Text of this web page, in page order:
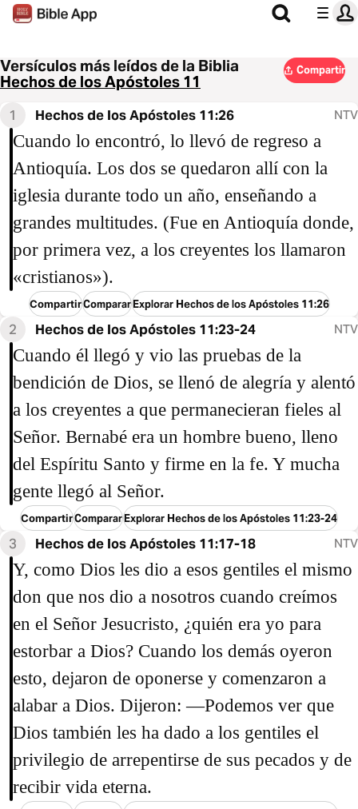
Versículos más leídos de la Biblia
Hechos de los Apóstoles 11
Compartir
1 Hechos de los Apóstoles 11:26 NTV
Cuando lo encontró, lo llevó de regreso a
Antioquía. Los dos se quedaron allí con la
iglesia durante todo un año, enseñando a
grandes multitudes. (Fue en Antioquía donde,
por primera vez, a los creyentes los llamaron
«cristianos»).
CompartirCompararExplorar Hechos de los Apóstoles 11:26
2 Hechos de los Apóstoles 11:23-24 NTV
Cuando él llegó y vio las pruebas de la
bendición de Dios, se llenó de alegría y alentó
a los creyentes a que permanecieran fieles al
Señor. Bernabé era un hombre bueno, lleno
del Espíritu Santo y firme en la fe. Y mucha
gente llegó al Señor.
CompartirCompararExplorar Hechos de los Apóstoles 11:23-24
3 Hechos de los Apóstoles 11:17-18 NTV
Y, como Dios les dio a esos gentiles el mismo
don que nos dio a nosotros cuando creímos
en el Señor Jesucristo, ¿quién era yo para
estorbar a Dios? Cuando los demás oyeron
esto, dejaron de oponerse y comenzaron a
alabar a Dios. Dijeron: —Podemos ver que
Dios también les ha dado a los gentiles el
privilegio de arrepentirse de sus pecados y de
recibir vida eterna.